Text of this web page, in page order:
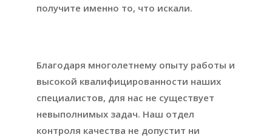
получите именно то, что искали.
Благодаря многолетнему опыту работы и
высокой квалифицированности наших
специалистов, для нас не существует
невыполнимых задач. Наш отдел
контроля качества не допустит ни